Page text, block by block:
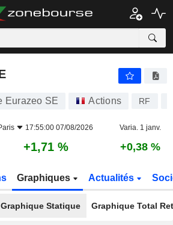
Eurazeo SE Actions RF
17:55:00 07/08/2026 Varia. 1 janv.
+1,71 % +0,38 %
Graphiques Actualités
Graphique Statique Graphique Total